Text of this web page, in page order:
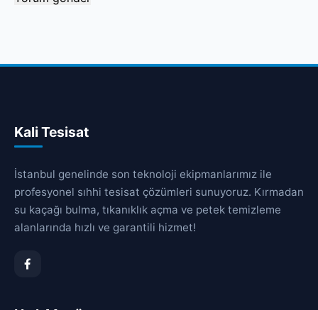
Kali Tesisat
İstanbul genelinde son teknoloji ekipmanlarımız ile
profesyonel sıhhi tesisat çözümleri sunuyoruz. Kırmadan
su kaçağı bulma, tıkanıklık açma ve petek temizleme
alanlarında hızlı ve garantili hizmet!